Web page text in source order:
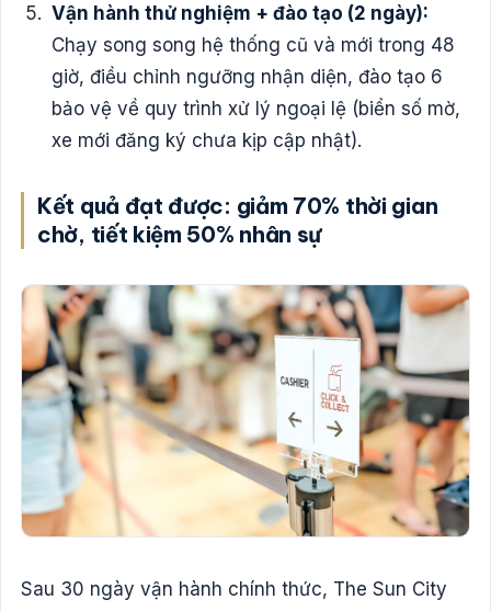
Vận hành thử nghiệm + đào tạo (2 ngày):
Chạy song song hệ thống cũ và mới trong 48
giờ, điều chỉnh ngưỡng nhận diện, đào tạo 6
bảo vệ về quy trình xử lý ngoại lệ (biển số mờ,
xe mới đăng ký chưa kịp cập nhật).
Kết quả đạt được: giảm 70% thời gian
chờ, tiết kiệm 50% nhân sự
Sau 30 ngày vận hành chính thức, The Sun City